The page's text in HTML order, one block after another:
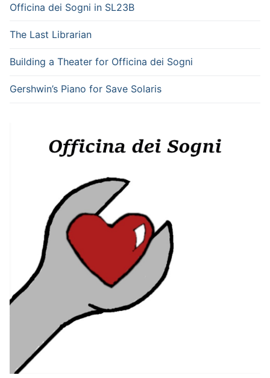
Officina dei Sogni in SL23B
The Last Librarian
Building a Theater for Officina dei Sogni
Gershwin’s Piano for Save Solaris